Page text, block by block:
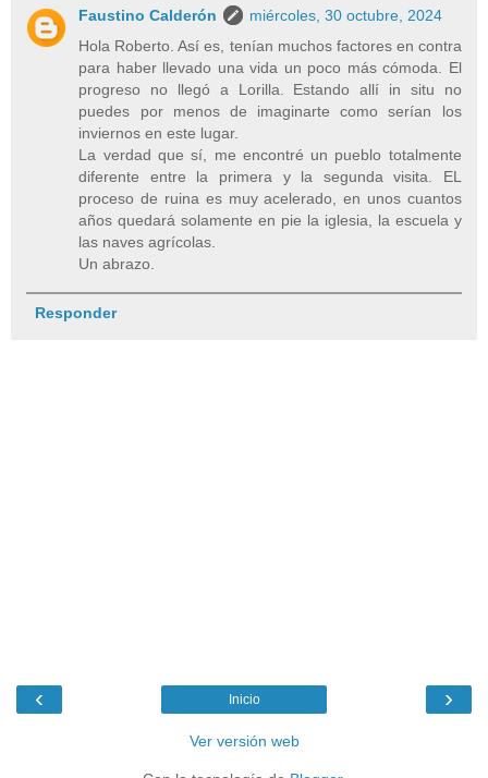
Faustino Calderón
miércoles, 30 octubre, 2024
Hola Roberto. Así es, tenían muchos factores en contra
para haber llevado una vida un poco más cómoda. El
progreso no llegó a Lorilla. Estando allí in situ no
puedes por menos de imaginarte como serían los
inviernos en este lugar.
La verdad que sí, me encontré un pueblo totalmente
diferente entre la primera y la segunda visita. EL
proceso de ruina es muy acelerado, en unos cuantos
años quedará solamente en pie la iglesia, la escuela y
las naves agrícolas.
Un abrazo.
Responder
‹ ›
Inicio
Ver versión web